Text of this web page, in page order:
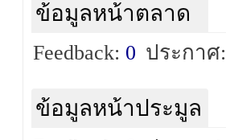
ข้อมูลหน้าตลาด
Feedback: 0 ประกาศ
ข้อมูลหน้าประมูล